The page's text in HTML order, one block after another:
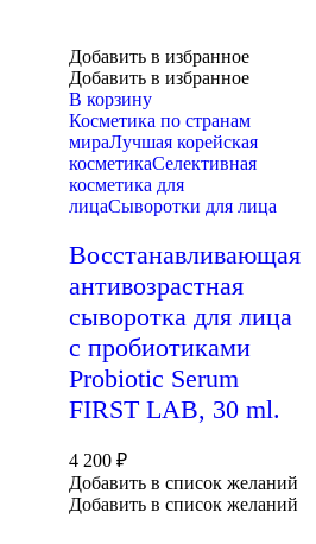
Добавить в избранное
Добавить в избранное
В корзину
Косметика по странам
мираЛучшая корейская
косметикаСелективная
косметика для
лицаСыворотки для лица
Восстанавливающая
антивозрастная
сыворотка для лица
с пробиотиками
Probiotic Serum
FIRST LAB, 30 ml.
4 200 ₽
Добавить в список желаний
Добавить в список желаний